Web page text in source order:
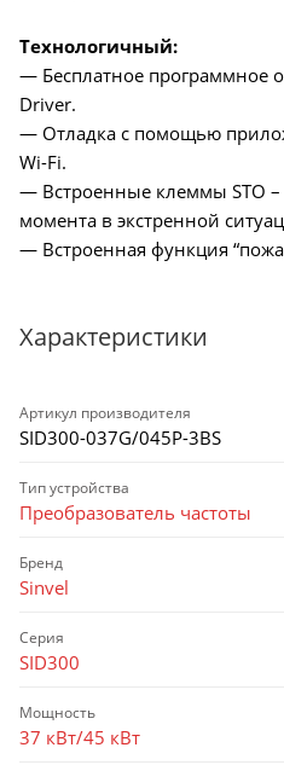
Технологичный:
— Бесплатное программное
Driver.
— Отладка с помощью
Wi-Fi.
— Встроенные клеммы STO –
момента в экстренной
— Встроенная функция
Характеристики
Артикул производителя
SID300-037G/045P-3BS
Тип устройства
Преобразователь частоты
Бренд
Sinvel
Серия
SID300
Мощность
37 кВт/45 кВт